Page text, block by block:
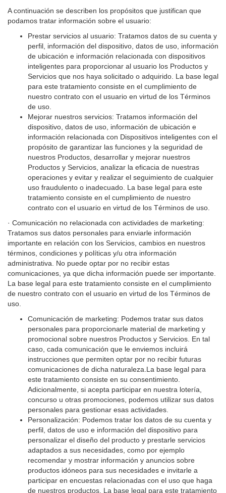
A continuación se describen los propósitos que justifican que
podamos tratar información sobre el usuario:
Prestar servicios al usuario: Tratamos datos de su cuenta y
perfil, información del dispositivo, datos de uso, información
de ubicación e información relacionada con dispositivos
inteligentes para proporcionar al usuario los Productos y
Servicios que nos haya solicitado o adquirido. La base legal
para este tratamiento consiste en el cumplimiento de
nuestro contrato con el usuario en virtud de los Términos
de uso.
Mejorar nuestros servicios: Tratamos información del
dispositivo, datos de uso, información de ubicación e
información relacionada con Dispositivos inteligentes con el
propósito de garantizar las funciones y la seguridad de
nuestros Productos, desarrollar y mejorar nuestros
Productos y Servicios, analizar la eficacia de nuestras
operaciones y evitar y realizar el seguimiento de cualquier
uso fraudulento o inadecuado. La base legal para este
tratamiento consiste en el cumplimiento de nuestro
contrato con el usuario en virtud de los Términos de uso.
· Comunicación no relacionada con actividades de marketing:
Tratamos sus datos personales para enviarle información
importante en relación con los Servicios, cambios en nuestros
términos, condiciones y políticas y/u otra información
administrativa. No puede optar por no recibir estas
comunicaciones, ya que dicha información puede ser importante.
La base legal para este tratamiento consiste en el cumplimiento
de nuestro contrato con el usuario en virtud de los Términos de
uso.
Comunicación de marketing: Podemos tratar sus datos
personales para proporcionarle material de marketing y
promocional sobre nuestros Productos y Servicios. En tal
caso, cada comunicación que le enviemos incluirá
instrucciones que permiten optar por no recibir futuras
comunicaciones de dicha naturaleza.La base legal para
este tratamiento consiste en su consentimiento.
Adicionalmente, si acepta participar en nuestra lotería,
concurso u otras promociones, podemos utilizar sus datos
personales para gestionar esas actividades.
Personalización: Podemos tratar los datos de su cuenta y
perfil, datos de uso e información del dispositivo para
personalizar el diseño del producto y prestarle servicios
adaptados a sus necesidades, como por ejemplo
recomendar y mostrar información y anuncios sobre
productos idóneos para sus necesidades e invitarle a
participar en encuestas relacionadas con el uso que haga
de nuestros productos. La base legal para este tratamiento